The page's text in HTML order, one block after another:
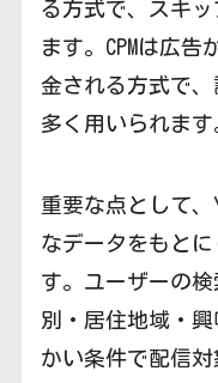
る方式で、スキ
ます。CPMは広
金される方式で
多く用いられます
重要な点として、
なデータをもと
す。ユーザーの
別・居住地域・
かい条件で配信